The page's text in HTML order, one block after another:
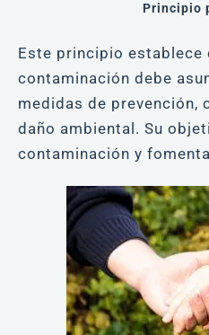
Principio
Este principio establece
contaminación debe
medidas de prevención,
daño ambiental. Su
contaminación y